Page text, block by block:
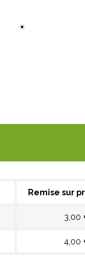
Remise sur
3,00
4,00